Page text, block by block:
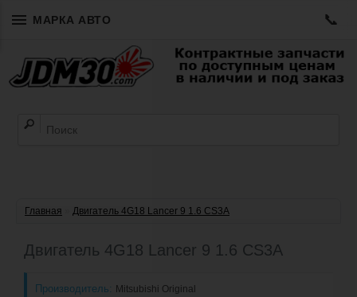
МАРКА АВТО 📞
Главная Двигатель 4G18 Lancer 9 1.6 CS3A
Двигатель 4G18 Lancer 9 1.6 CS3A
Производитель: Mitsubishi Original